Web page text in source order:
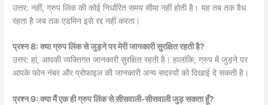
उत्तर: नहीं, ग्रुप लिंक की कोई निर्धारित समय सीमा नहीं होती है। यह तब तक वैध
रहता है जब तक एडमिन इसे रद्द नहीं करता।
प्रश्न 8: क्या ग्रुप लिंक से जुड़ने पर मेरी जानकारी सुरक्षित रहती है?
उत्तर: हां, आपकी व्यक्तिगत जानकारी सुरक्षित रहती है। हालांकि, ग्रुप में जुड़ने पर
आपके फोन नंबर और प्रोफाइल की जानकारी अन्य सदस्यों को दिखाई दे सकती है।
प्रश्न 9: क्या मैं एक ही ग्रुप लिंक से सीसवाली-सीसवाली जुड़ सकता हूँ?